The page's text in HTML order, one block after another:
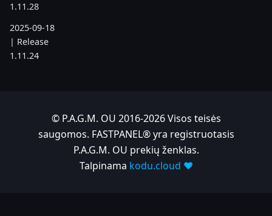
1.11.28
2025-09-18
| Release
1.11.24
2025-07-17
| Release
© P.A.G.M. OU 2016-2026 Visos teisės
saugomos. FASTPANEL® yra registruotasis
P.A.G.M. OU prekių ženklas.
Talpinama kodu.cloud ❤️